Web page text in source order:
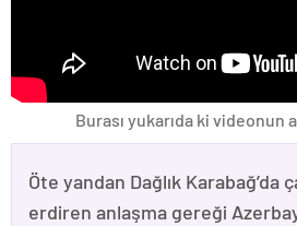
Burası yukarıda ki videonun
Öte yandan Dağlık Karabağ’da
erdiren anlaşma gereği